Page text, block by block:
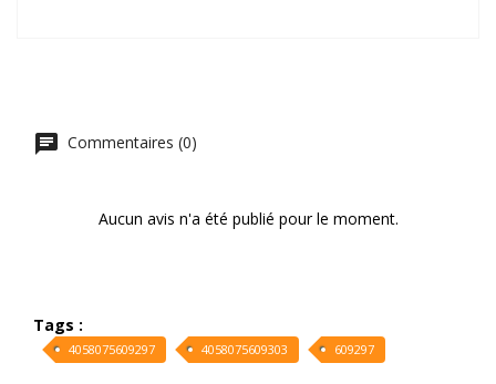
Commentaires (0)
Aucun avis n'a été publié pour le moment.
Tags :
4058075609297 4058075609303 609297